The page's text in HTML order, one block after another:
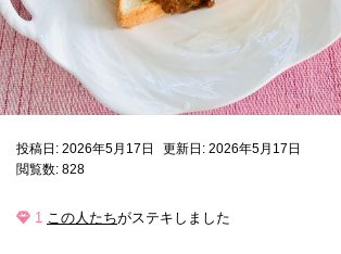
投稿日: 2026年5月17日
更新日: 2026年5月17日
閲覧数: 828
1 この人たちがステキしました